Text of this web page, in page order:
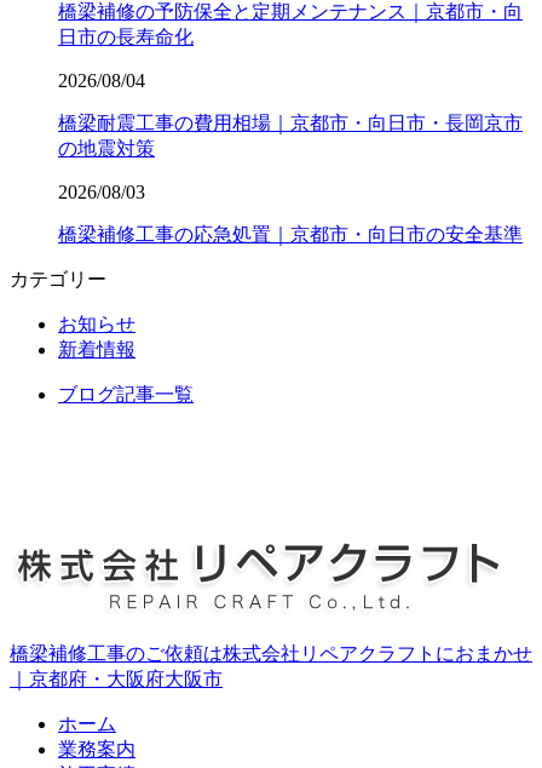
橋梁補修の予防保全と定期メンテナンス｜京都市・向
日市の長寿命化
2026/08/04
橋梁耐震工事の費用相場｜京都市・向日市・長岡京市
の地震対策
2026/08/03
橋梁補修工事の応急処置｜京都市・向日市の安全基準
カテゴリー
お知らせ
新着情報
ブログ記事一覧
橋梁補修工事のご依頼は株式会社リペアクラフトにおまかせ
｜京都府・大阪府大阪市
ホーム
業務案内